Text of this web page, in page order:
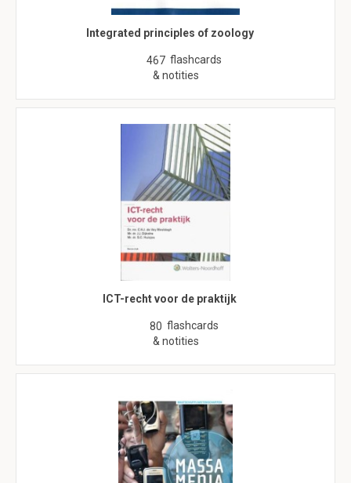
Integrated principles of zoology
467 flashcards
& notities
ICT-recht voor de praktijk
80 flashcards
& notities